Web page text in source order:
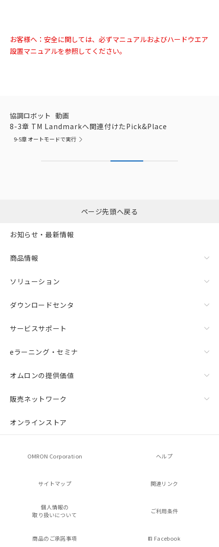
お客様へ：安全に関しては、必ずマニュアルおよびハードウエア
設置マニュアルを参照してください。
協調ロボット 動画
8-3章 TM Landmarkへ関連付けたPick&Place
9-5章 オートモードで実行
ページ先頭へ戻る
お知らせ・最新情報
商品情報
ソリューション
ダウンロードセンタ
サービスサポート
eラーニング・セミナ
オムロンの提供価値
販売ネットワーク
オンラインストア
OMRON Corporation ヘルプ
サイトマップ 関連リンク
個人情報の
取り扱いについて
ご利用条件
商品のご承諾事項 Facebook